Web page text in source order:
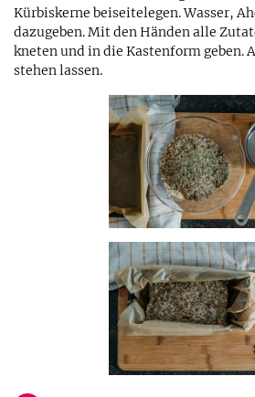
Kürbiskerne beiseitelegen. Wasser,
dazugeben. Mit den Händen alle
kneten und in die Kastenform geben.
stehen lassen.